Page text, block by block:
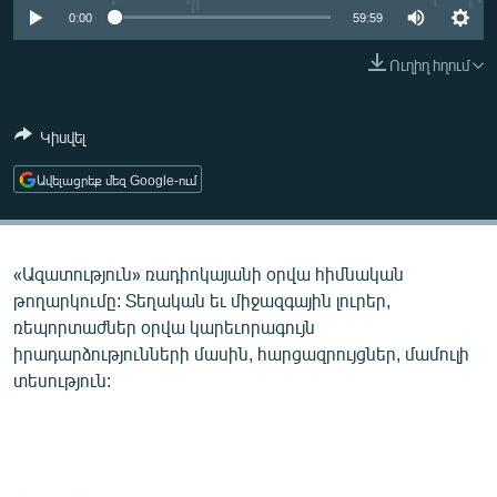
ՄԻՋԱԶԳԱՅԻՆ
ՄԵԿՆԱԲԱՆՈՒԹՅՈՒՆ
ՏՏ ԵՒ ԻՆՏԵՐՆԵՏ
ԿՈՐՈՆԱՎԻՐՈՒՍ
ՏԵՍԱՆՅՈՒԹԵՐ
ԲԱՆԱՎԵՃ
ՁԳՏԵԼՈՎ ԼԱՎԱԳՈՒՅՆԻՆ
0:00 59:59
Ուղիղ հղում
Կիսվել
Ավելացրեք մեզ Google-ում
«Ազատություն» ռադիոկայանի օրվա հիմնական
թողարկումը: Տեղական եւ միջազգային լուրեր,
ռեպորտաժներ օրվա կարեւորագույն
իրադարձությունների մասին, հարցազրույցներ, մամուլի
տեսություն: